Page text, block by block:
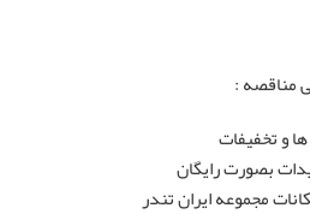
مناقصه :